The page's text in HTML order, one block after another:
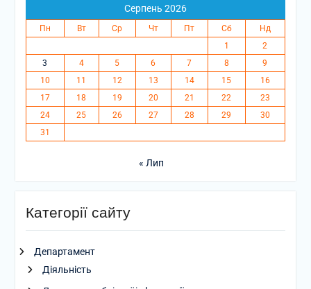
Серпень 2026
Пн Вт Ср Чт Пт Сб
Нд
1
2
3
4 5 6 7 8
9
10
11 12 13 14 15
16
17
18 19 20 21 22
23
24
25 26 27 28 29
30
31
« Лип
Категорії сайту
Департамент
Діяльність